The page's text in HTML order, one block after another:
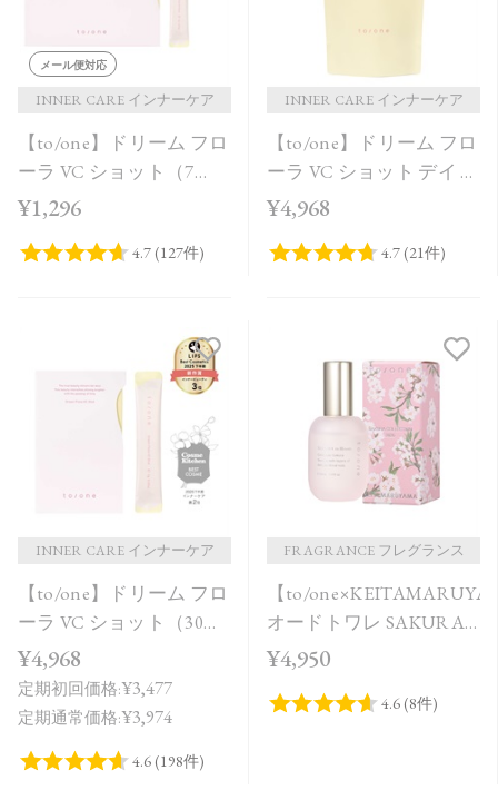
メール便対応
INNER CARE インナーケア
【to/one】ドリーム フロ
ーラ VC ショット（7
包）
¥1,296
INNER CARE インナーケア
【to/one】ドリーム フロ
ーラ VC ショット デイ ブ
ライトニング プラス＜
¥4,968
INNER CARE インナーケア
【to/one】ドリーム フロ
ーラ VC ショット（30
包）
¥4,968
定期初回価格:¥3,477
定期通常価格:¥3,974
FRAGRANCE フレグランス
【to/
オードトワレ SAKURA
in Bloom＜限定品＞
¥4,950